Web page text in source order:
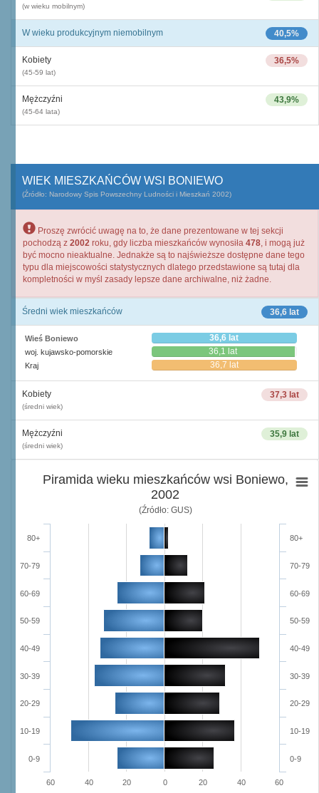
(w wieku mobilnym)
40,5%
W wieku produkcyjnym niemobilnym
36,5%
Kobiety
(45-59 lat)
43,9%
Mężczyźni
(45-64 lata)
WIEK MIESZKAŃCÓW WSI BONIEWO
(Źródło: Narodowy Spis Powszechny Ludności i Mieszkań 2002)
Proszę zwrócić uwagę na to, że dane prezentowane w tej sekcji
pochodzą z 2002 roku, gdy liczba mieszkańców wynosiła 478, i mogą już
być mocno nieaktualne. Jednakże są to najświeższe dostępne dane tego
typu dla miejscowości statystycznych dlatego przedstawione są tutaj dla
kompletności w myśl zasady lepsze dane archiwalne, niż żadne.
36,6 lat
Średni wiek mieszkańców
Wieś Boniewo 36,6 lat
woj. kujawsko-pomorskie 36,1 lat
Kraj 36,7 lat
37,3 lat
Kobiety
(średni wiek)
35,9 lat
Mężczyźni
(średni wiek)
Piramida wieku mieszkańców wsi Boniewo,
2002
(Źródło: GUS)
0-9
10-19
20-29
30-39
40-49
50-59
60-69
70-79
80+
0-9
10-19
20-29
30-39
40-49
50-59
60-69
70-79
80+
60 40 20 0 20 40 60